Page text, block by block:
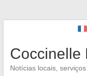
Coccinelle
Notícias locais,